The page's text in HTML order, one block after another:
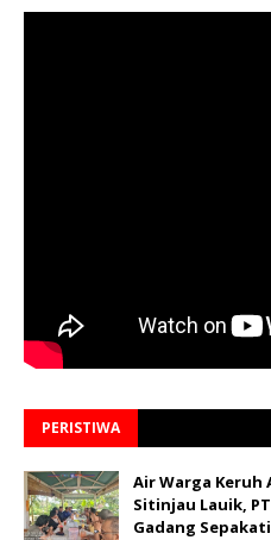
PERISTIWA
Air Warga Keruh
Sitinjau Lauik,
Gadang